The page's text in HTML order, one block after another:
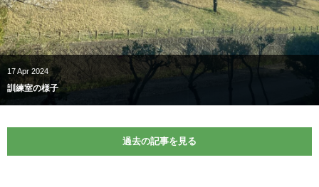
17Apr 2024
訓練室の様子
過去の記事を見る